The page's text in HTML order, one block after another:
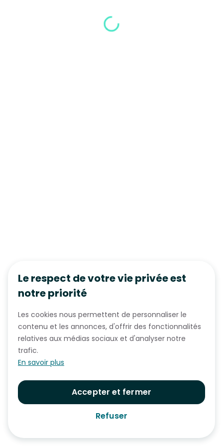
Le respect de votre vie privée est
notre priorité
Les cookies nous permettent de personnaliser le
contenu et les annonces, d'offrir des fonctionnalités
relatives aux médias sociaux et d'analyser notre
trafic.
En savoir plus
Accepter et fermer
Refuser